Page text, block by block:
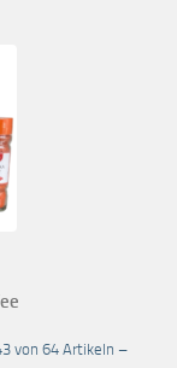
von 64 Artikeln –